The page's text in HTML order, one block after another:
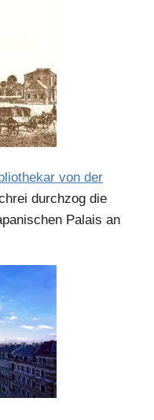
von der
durchzog die
Palais an